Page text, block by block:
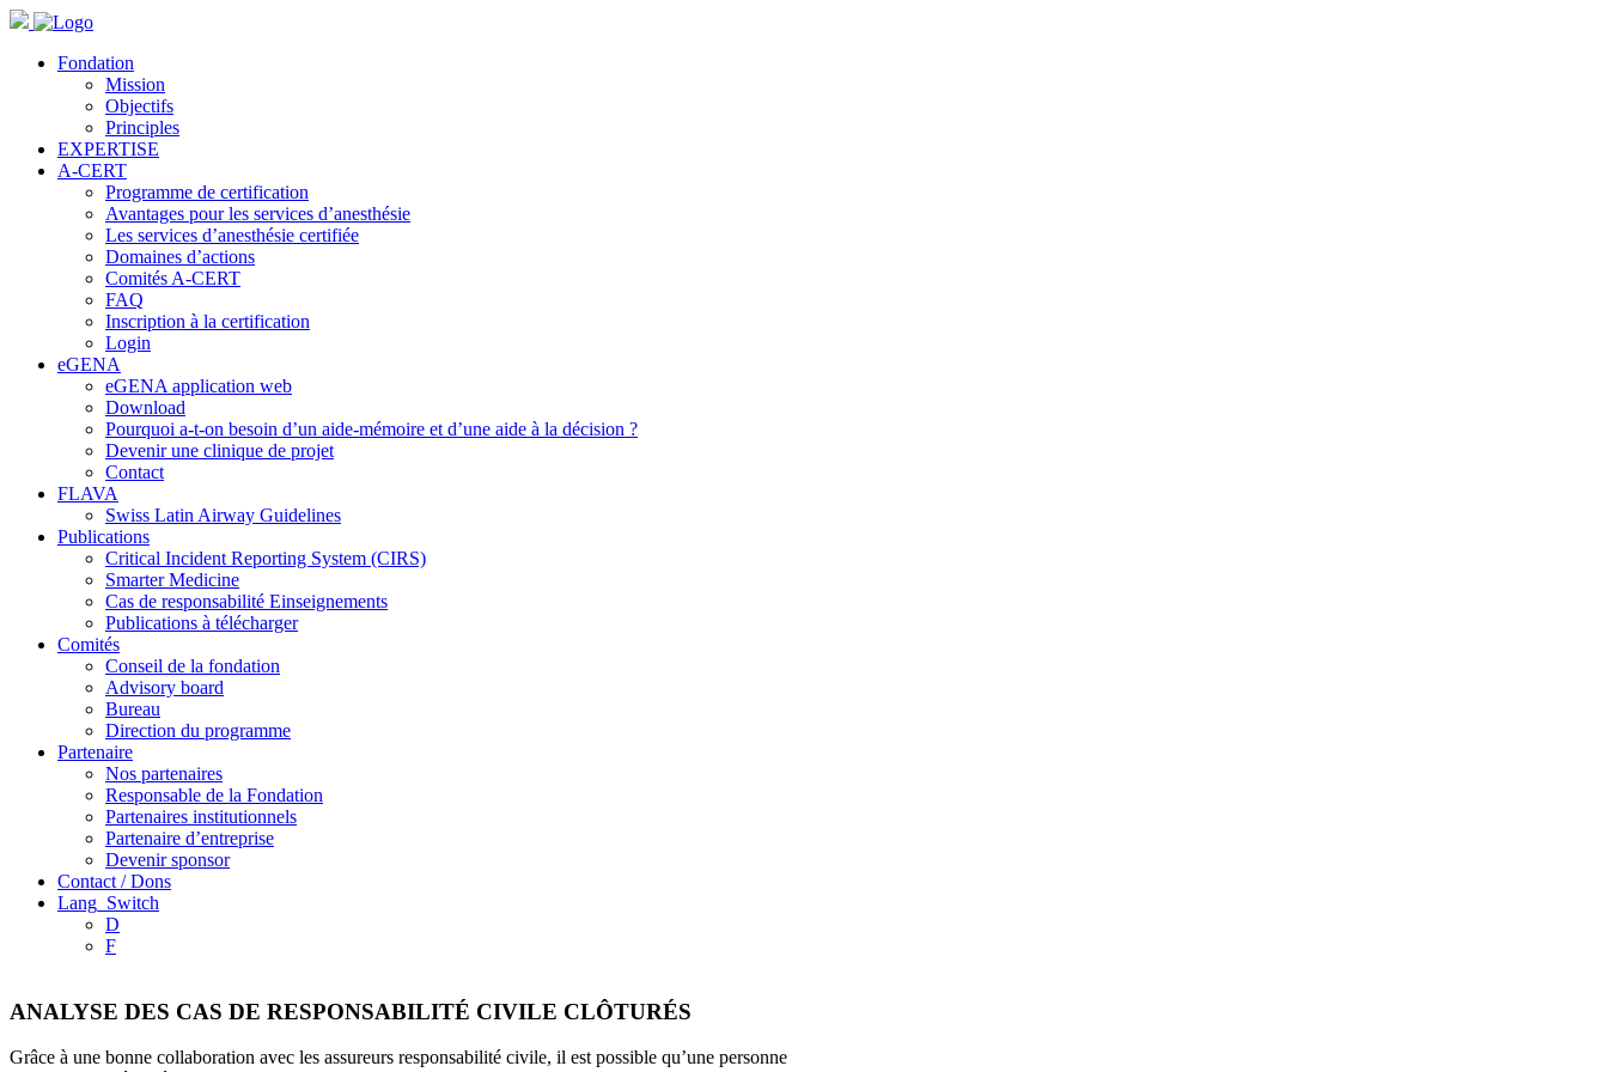
Fondation
Mission
Objectifs
Principles
EXPERTISE
A-CERT
Programme de certification
Avantages pour les services d’anesthésie
Les services d’anesthésie certifiée
Domaines d’actions
Comités A-CERT
FAQ
Inscription à la certification
Login
eGENA
eGENA application web
Download
Pourquoi a-t-on besoin d’un aide-mémoire et d’une aide à la décision ?
Devenir une clinique de projet
Contact
FLAVA
Swiss Latin Airway Guidelines
Publications
Critical Incident Reporting System (CIRS)
Smarter Medicine
Cas de responsabilité Einseignements
Publications à télécharger
Comités
Conseil de la fondation
Advisory board
Bureau
Direction du programme
Partenaire
Nos partenaires
Responsable de la Fondation
Partenaires institutionnels
Partenaire d’entreprise
Devenir sponsor
Contact / Dons
Lang_Switch
D
F
ANALYSE DES CAS DE RESPONSABILITÉ CIVILE CLÔTURÉS
Grâce à une bonne collaboration avec les assureurs responsabilité civile, il est possible qu’une personne